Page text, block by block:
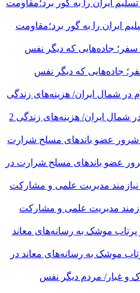
ایران را به گور برد؛مقاومت
بار 20 میلیون سفر؛ جاده‌هایی که دیگر نفس
پارادوکس سنگین گرانی و تورم در شمال ایران/ هزینه‌های زندگی 2
21مزدور موساد و 4 شرور عضو باندهای مسلح شرارت در
مدیریت علمی و مشارکت
موشک به رسانه‌های معاند در